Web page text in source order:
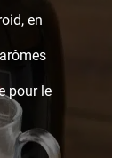
en
pour le